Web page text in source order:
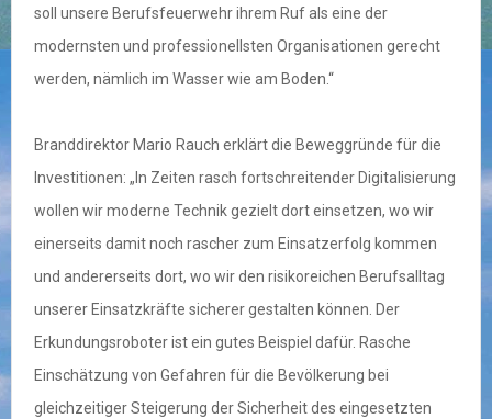
soll unsere Berufsfeuerwehr ihrem Ruf als eine der
modernsten und professionellsten Organisationen gerecht
werden, nämlich im Wasser wie am Boden.“
Branddirektor Mario Rauch erklärt die Beweggründe für die
Investitionen: „In Zeiten rasch fortschreitender Digitalisierung
wollen wir moderne Technik gezielt dort einsetzen, wo wir
einerseits damit noch rascher zum Einsatzerfolg kommen
und andererseits dort, wo wir den risikoreichen Berufsalltag
unserer Einsatzkräfte sicherer gestalten können. Der
Erkundungsroboter ist ein gutes Beispiel dafür. Rasche
Einschätzung von Gefahren für die Bevölkerung bei
gleichzeitiger Steigerung der Sicherheit des eingesetzten